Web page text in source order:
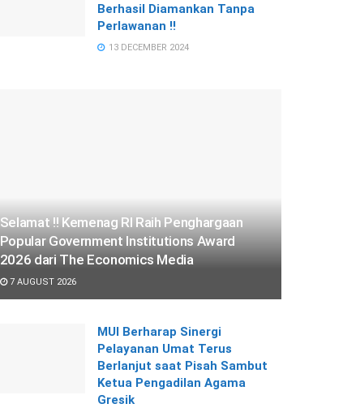
Berhasil Diamankan Tanpa
Perlawanan !!
13 DECEMBER 2024
Selamat !! Kemenag RI Raih Penghargaan
Popular Government Institutions Award
2026 dari The Economics Media
7 AUGUST 2026
MUI Berharap Sinergi
Pelayanan Umat Terus
Berlanjut saat Pisah Sambut
Ketua Pengadilan Agama
Gresik